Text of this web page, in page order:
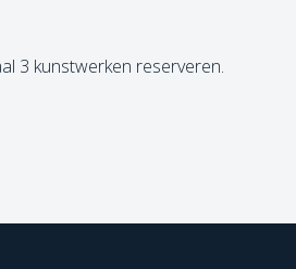
3 kunstwerken reserveren.